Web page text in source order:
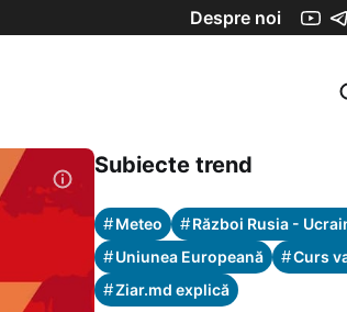
Despre noi
Subiecte trend
#Meteo #Război Rusia -
#Uniunea Europeană #Curs
#Ziar.md explică